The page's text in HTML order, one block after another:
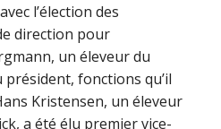
l’élection des
direction pour
un éleveur du
fonctions qu’il
Kristensen, un éleveur
a été élu premier vice-